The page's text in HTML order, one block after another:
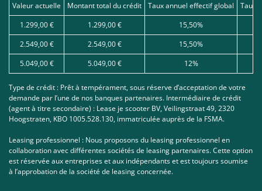
Valeur actuelle Montant total du crédit Taux annuel effectif global
Taux
1.299,00 €
1.299,00 €
15,50%
2.549,00 €
2.549,00 €
15,50%
5.049,00 €
5.049,00 € 12%
Type de crédit : Prêt à tempérament, sous réserve d’acceptation de votre
demande par l’une de nos banques partenaires. Intermédiaire de crédit
(agent à titre secondaire) : Lease je scooter BV, Veilingstraat 49, 2320
Hoogstraten, KBO 1005.528.130, immatriculée auprès de la FSMA.
Leasing professionnel : Nous proposons du leasing professionnel en
collaboration avec différentes sociétés de leasing partenaires. Cette option
est réservée aux entreprises et aux indépendants et est toujours soumise
à l’approbation de la société de leasing concernée.